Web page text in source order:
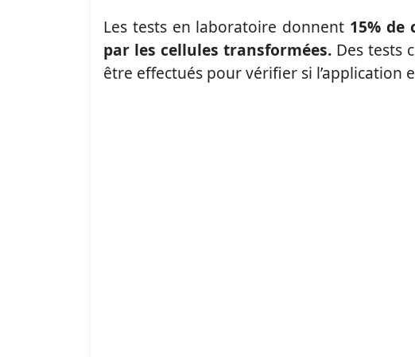
Les tests en laboratoire donnent 15% de
par les cellules transformées. Des tests
être effectués pour vérifier si l’application